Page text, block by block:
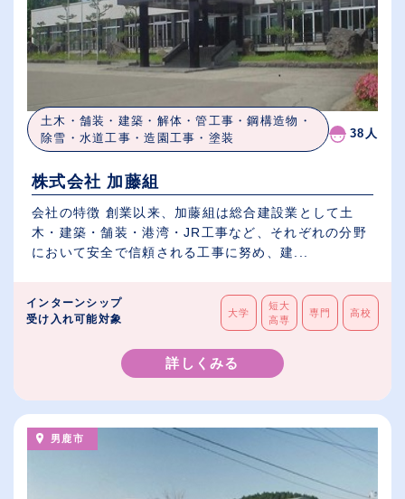
土木・舗装・建築・解体・管工事・鋼構造物・
除雪・水道工事・造園工事・塗装
38人
株式会社 加藤組
会社の特徴 創業以来、加藤組は総合建設業として土
木・建築・舗装・港湾・JR工事など、それぞれの分野
において安全で信頼される工事に努め、建...
インターンシップ
受け入れ可能対象
大学
短大
高専
専門 高校
詳しくみる
男鹿市